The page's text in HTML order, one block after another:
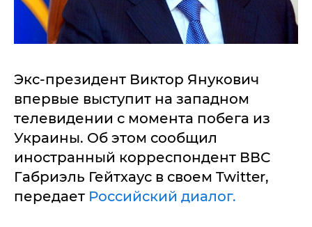
Экс-президент Виктор Янукович
впервые выступит на западном
телевидении с момента побега из
Украины. Об этом сообщил
иностранный корреспондент ВВС
Габриэль Гейтхаус в своем Twitter,
передает Российский диалог.